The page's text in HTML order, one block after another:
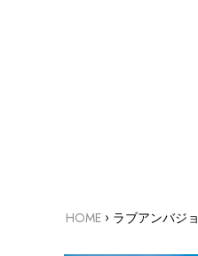
HOME › ラブアンバジョ